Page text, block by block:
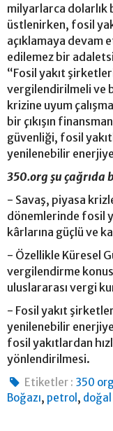
milyarlarca
üstlenirken, fosil
açıklamaya devam
edilemez bir
“Fosil yakıt
vergilendirilmeli ve
krizine uyum
bir çıkışın
güvenliği, fosil
yenilenebilir
350.org şu çağrıda
- Savaş, piyasa
dönemlerinde fosil
kârlarına güçlü ve
- Özellikle Küresel
vergilendirme
uluslararası vergi
- Fosil yakıt
yenilenebilir
fosil yakıtlardan
yönlendirilmesi.
Etiketler : 350 org
Boğazı, petrol ,